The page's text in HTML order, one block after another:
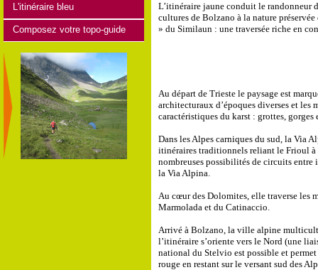
L'itinéraire bleu
Composez votre topo-guide
L’itinéraire jaune conduit le randonneur
cultures de Bolzano à la nature
» du Similaun : une traversée riche en
Au départ de Trieste le paysage est
architecturaux d’époques diverses et les
caractéristiques du karst : grottes, gorges
Dans les Alpes carniques du sud, la Via
itinéraires traditionnels reliant le Frioul
nombreuses possibilités de circuits entre
la Via Alpina.
Au cœur des Dolomites, elle traverse les
Marmolada et du Catinaccio.
Arrivé à Bolzano, la ville alpine
l’itinéraire s’oriente vers le Nord (une
national du Stelvio est possible et
rouge en restant sur le versant sud des